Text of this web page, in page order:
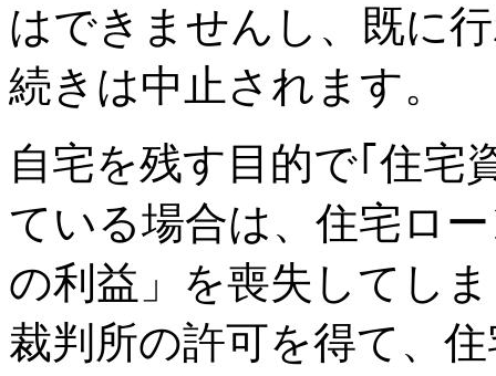
はできませんし、既に
続きは中止されます。
自宅を残す目的で｢住宅
ている場合は、住宅ロ
の利益」を喪失してし
裁判所の許可を得て、